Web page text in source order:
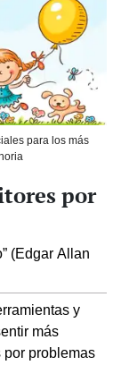
para los más
por
(Edgar Allan
y
más
problemas